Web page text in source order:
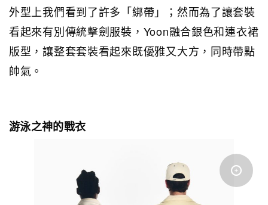
外型上我們看到了許多「綁帶」；然而為了讓套裝
看起來有別傳統擊劍服裝，Yoon融合銀色和連衣裙
版型，讓整套套裝看起來既優雅又大方，同時帶點
帥氣。
游泳之神的戰衣